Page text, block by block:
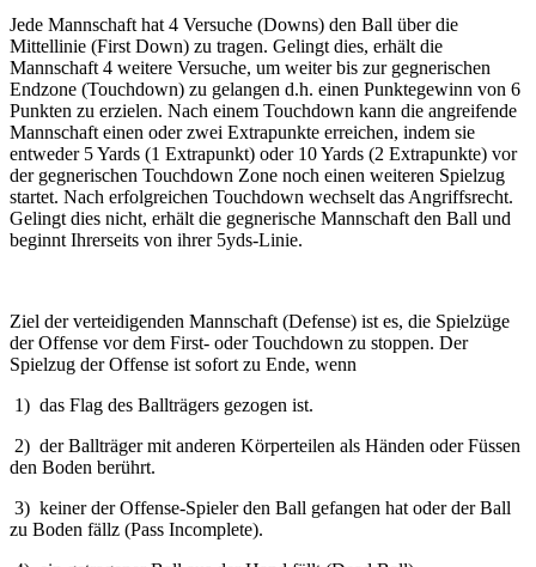
Jede Mannschaft hat 4 Versuche (Downs) den Ball über die
Mittellinie (First Down) zu tragen. Gelingt dies, erhält die
Mannschaft 4 weitere Versuche, um weiter bis zur gegnerischen
Endzone (Touchdown) zu gelangen d.h. einen Punktegewinn von 6
Punkten zu erzielen. Nach einem Touchdown kann die angreifende
Mannschaft einen oder zwei Extrapunkte erreichen, indem sie
entweder 5 Yards (1 Extrapunkt) oder 10 Yards (2 Extrapunkte) vor
der gegnerischen Touchdown Zone noch einen weiteren Spielzug
startet. Nach erfolgreichen Touchdown wechselt das Angriffsrecht.
Gelingt dies nicht, erhält die gegnerische Mannschaft den Ball und
beginnt Ihrerseits von ihrer 5yds-Linie.
Ziel der verteidigenden Mannschaft (Defense) ist es, die Spielzüge
der Offense vor dem First- oder Touchdown zu stoppen. Der
Spielzug der Offense ist sofort zu Ende, wenn
1) das Flag des Ballträgers gezogen ist.
2) der Ballträger mit anderen Körperteilen als Händen oder Füssen
den Boden berührt.
3) keiner der Offense-Spieler den Ball gefangen hat oder der Ball
zu Boden fällz (Pass Incomplete).